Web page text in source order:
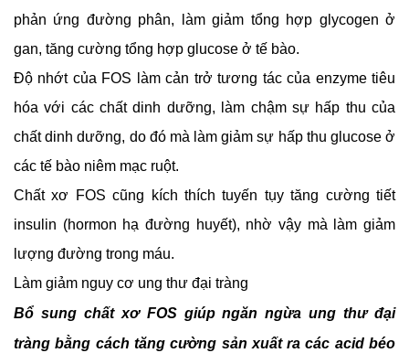
phản ứng đường phân, làm giảm tổng hợp glycogen ở
gan, tăng cường tổng hợp glucose ở tế bào.
Độ nhớt của FOS làm cản trở tương tác của enzyme tiêu
hóa với các chất dinh dưỡng, làm chậm sự hấp thu của
chất dinh dưỡng, do đó mà làm giảm sự hấp thu glucose ở
các tế bào niêm mạc ruột.
Chất xơ FOS cũng kích thích tuyến tụy tăng cường tiết
insulin (hormon hạ đường huyết), nhờ vậy mà làm giảm
lượng đường trong máu.
Làm giảm nguy cơ ung thư đại tràng
Bổ sung chất xơ FOS giúp ngăn ngừa ung thư đại
tràng bằng cách tăng cường sản xuất ra các acid béo